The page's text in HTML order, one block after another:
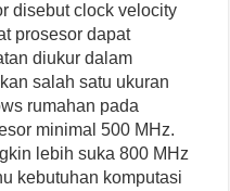
disebut clock velocity
prosesor dapat
diukur dalam
salah satu ukuran
rumahan pada
minimal 500 MHz.
lebih suka 800 MHz
kebutuhan komputasi